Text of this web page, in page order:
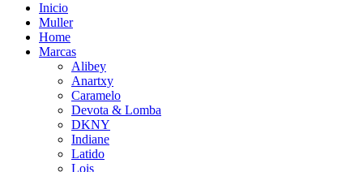
Inicio
Muller
Home
Marcas
Alibey
Anartxy
Caramelo
Devota & Lomba
DKNY
Indiane
Latido
Lois